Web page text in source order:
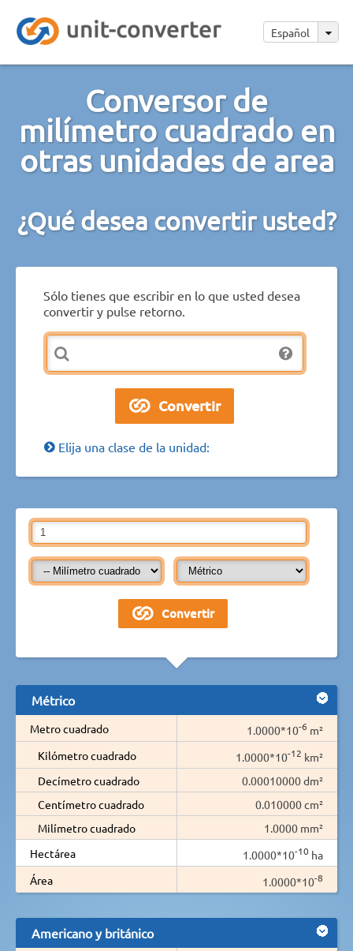
Español
Conversor de
milímetro cuadrado en
otras unidades de area
¿Qué desea convertir usted?
Sólo tienes que escribir en lo que usted desea
convertir y pulse retorno.
Elija una clase de la unidad:
Métrico
Metro cuadrado 1.0000*10-6 m²
Kilómetro cuadrado
1.0000*10-12 km²
Decímetro cuadrado
0.00010000 dm²
Centímetro cuadrado
0.010000 cm²
Milímetro cuadrado
1.0000 mm²
Hectárea
1.0000*10-10 ha
Área
1.0000*10-8
Americano y británico